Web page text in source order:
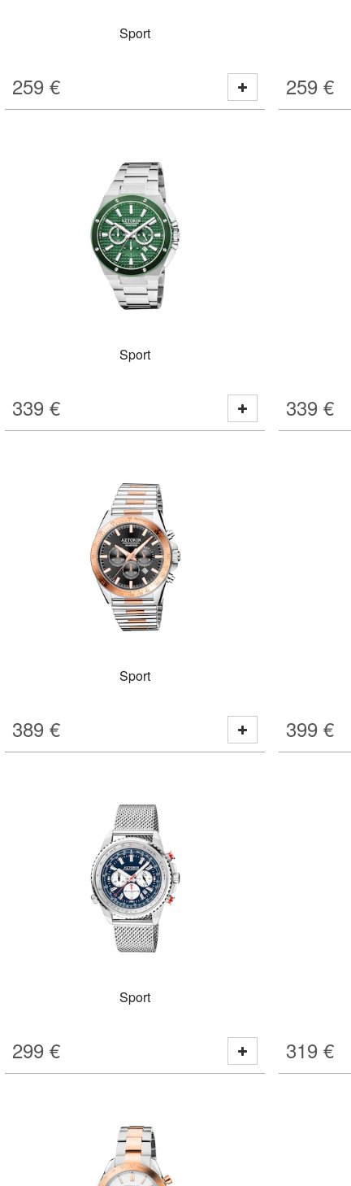
Sport
259 € 259 €
Sport
339 € 339 €
Sport
389 € 399 €
Sport
299 € 319 €